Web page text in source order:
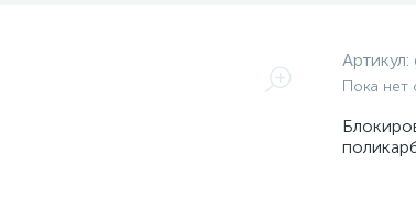
Артикул:
Пока нет